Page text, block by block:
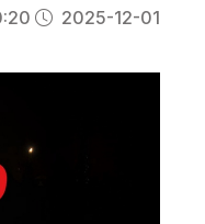
2025-12-01